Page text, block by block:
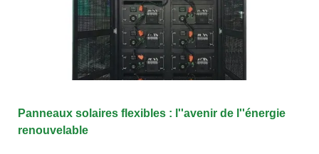
Panneaux solaires flexibles : l''avenir de l''énergie
renouvelable